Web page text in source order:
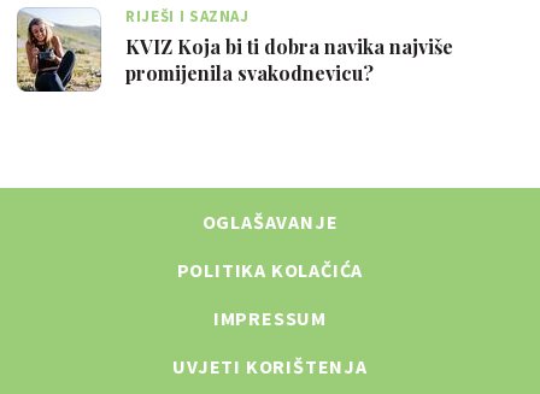
RIJEŠI I SAZNAJ
KVIZ Koja bi ti dobra navika najviše
promijenila svakodnevicu?
OGLAŠAVANJE
POLITIKA KOLAČIĆA
IMPRESSUM
UVJETI KORIŠTENJA